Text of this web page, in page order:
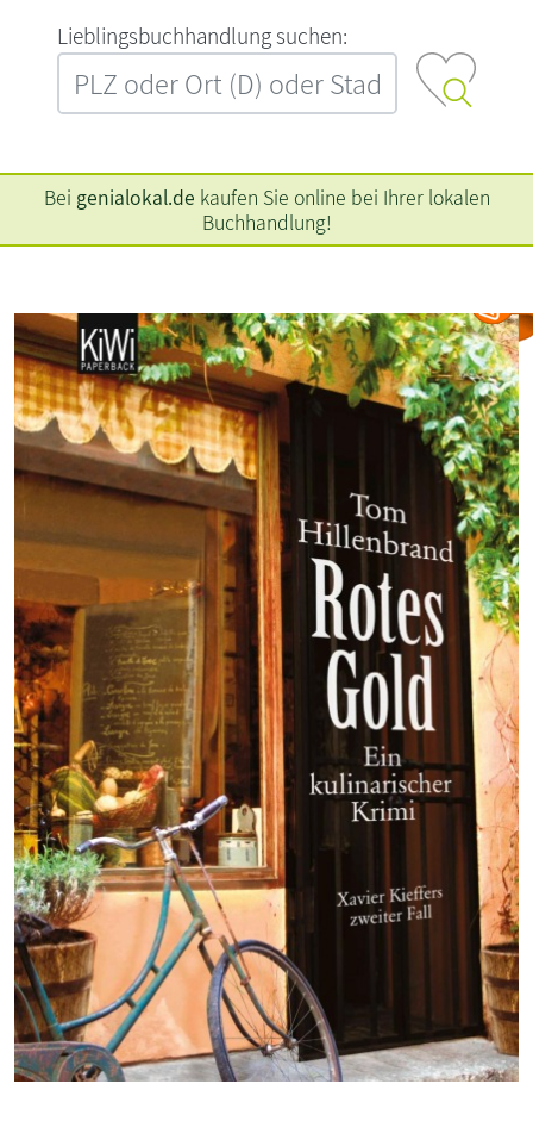
L‍i‍e‍b‍l‍i‍n‍g‍s‍b‍u‍c‍h‍h‍a‍n‍d‍l‍u‍n‍g‍ ‍s‍u‍c‍h‍e‍n‍:‍
Bei genialokal.de kaufen Sie online bei Ihrer lokalen
Buchhandlung!